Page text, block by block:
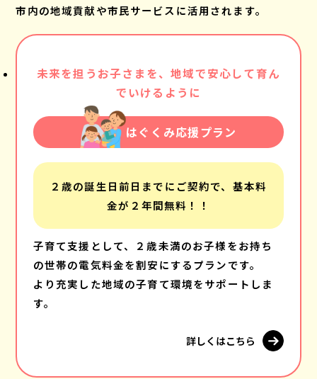
市内の地域貢献や市民サービスに活用されます。
未来を担うお子さまを、地域で安心して育ん
でいけるように
はぐくみ応援プラン
２歳の誕生日前日までにご契約で、基本料
金が２年間無料！！
子育て支援として、２歳未満のお子様をお持ち
の世帯の電気料金を割安にするプランです。
より充実した地域の子育て環境をサポートしま
す。
詳しくはこちら